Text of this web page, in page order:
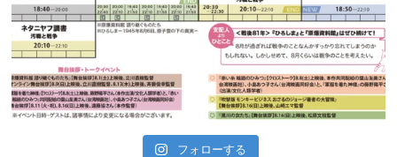
フォローする